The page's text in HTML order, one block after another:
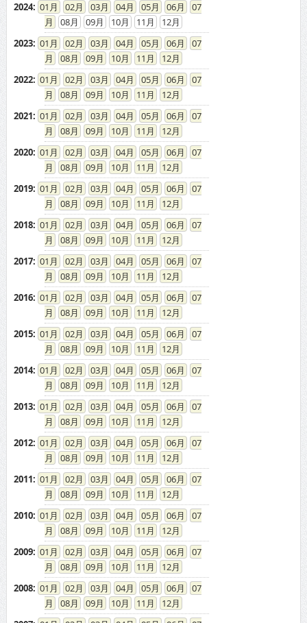
2024: 01 02 03 04 05 06
07
08
09 10 11
12
2023: 01 02 03 04 05 06
07
08
09 10 11
12
2022: 01 02 03 04 05 06
07
08
09 10 11
12
2021: 01 02 03 04 05 06
07
08
09 10 11
12
2020: 01 02 03 04 05 06
07
08
09 10 11
12
2019: 01 02 03 04 05 06
07
08
09 10 11
12
2018: 01 02 03 04 05 06
07
08
09 10 11
12
2017: 01 02 03 04 05 06
07
08
09 10 11
12
2016: 01 02 03 04 05 06
07
08
09 10 11
12
2015: 01 02 03 04 05 06
07
08
09 10 11
12
2014: 01 02 03 04 05 06
07
08
09 10 11
12
2013: 01 02 03 04 05 06
07
08
09 10 11
12
2012: 01 02 03 04 05 06
07
08
09 10 11
12
2011: 01 02 03 04 05 06
07
08
09 10 11
12
2010: 01 02 03 04 05 06
07
08
09 10 11
12
2009: 01 02 03 04 05 06
07
08
09 10 11
12
2008: 01 02 03 04 05 06
07
08
09 10 11
12